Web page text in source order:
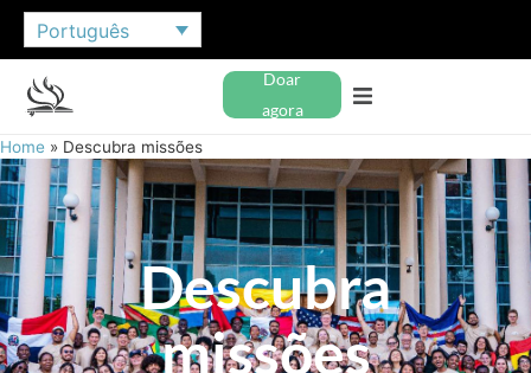
Português
Doar
agora
Home » Descubra missões
Descubra
missões